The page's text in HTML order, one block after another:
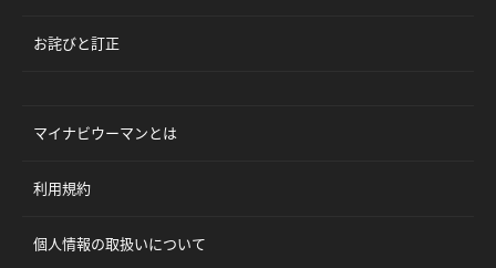
お詫びと訂正
マイナビウーマンとは
利用規約
個人情報の取扱いについて